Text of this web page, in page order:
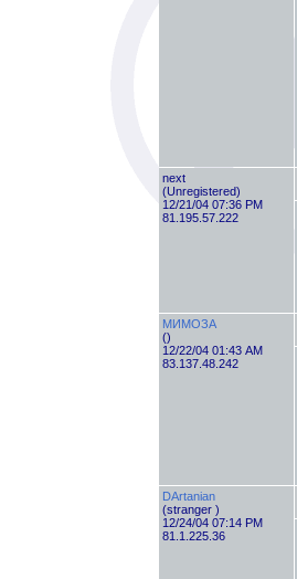
next
(Unregistered)
12/21/04 07:36 PM
81.195.57.222
МИМОЗА
()
12/22/04 01:43 AM
83.137.48.242
DArtanian
(stranger )
12/24/04 07:14 PM
81.1.225.36